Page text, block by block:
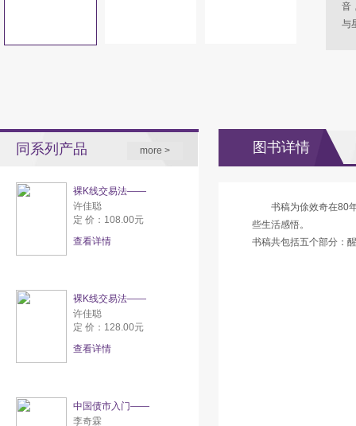
音
与
同系列产品 more >
裸K线交易法——
许佳聪
定 价：108.00元
查看详情
裸K线交易法——
许佳聪
定 价：128.00元
查看详情
中国债市入门——
李奇霖
图书详情
书稿为俆效奇在80
些生活感悟。
书稿共包括五个部分：